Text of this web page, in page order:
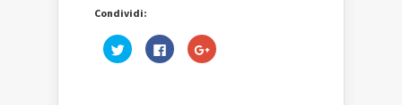
Condividi:
Fai
clic
Fai
clic
Fai
clic